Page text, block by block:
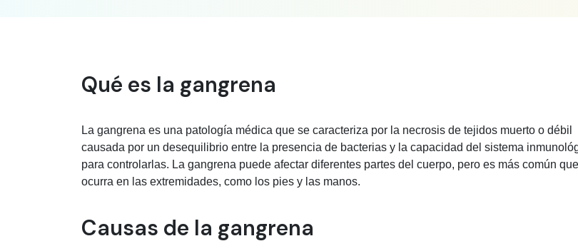
Información médica sobre gangrena
Qué es la gangrena
La gangrena es una patología médica que se caracteriza por la necrosis de tejidos muerto o débil
causada por un desequilibrio entre la presencia de bacterias y la capacidad del sistema
para controlarlas. La gangrena puede afectar diferentes partes del cuerpo, pero es más común que
ocurra en las extremidades, como los pies y las manos.
Causas de la gangrena